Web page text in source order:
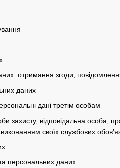
отримання згоди,
даних
дані третім особам
захисту, відповідальна особа,
своїх службових
персональних даних